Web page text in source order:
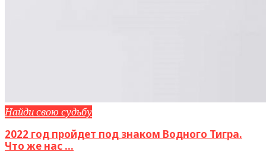
Найди свою судьбу
2022 год пройдет под знаком Водного Тигра.
Что же нас ...